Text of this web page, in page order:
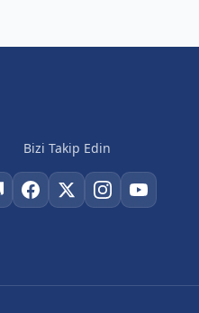
Bizi Takip Edin